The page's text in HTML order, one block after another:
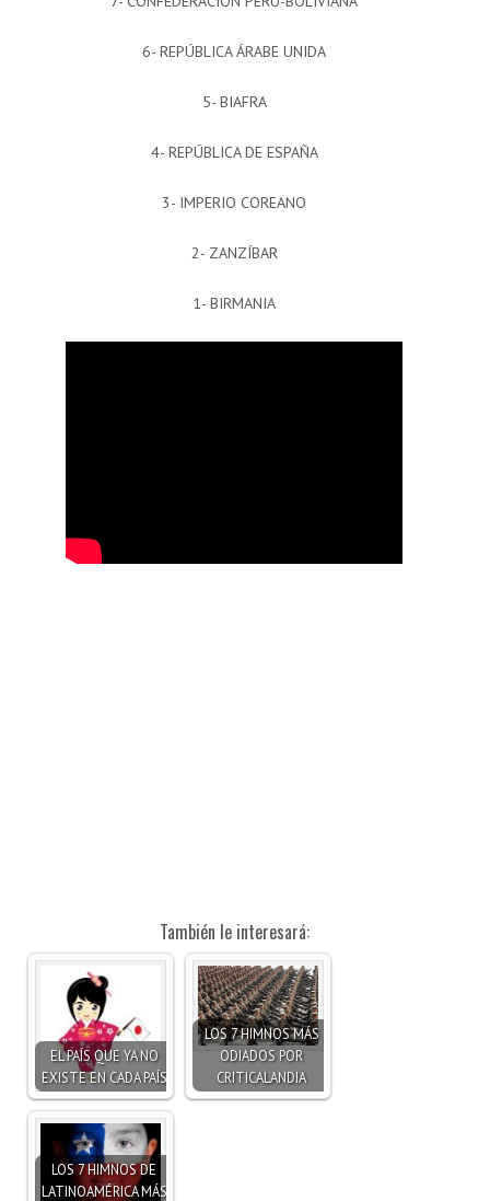
6- REPÚBLICA ÁRABE UNIDA
5- BIAFRA
4- REPÚBLICA DE ESPAÑA
3- IMPERIO COREANO
2- ZANZÍBAR
1- BIRMANIA
También le interesará:
EL PAÍS QUE YA NO
EXISTE EN CADA PAÍS
LOS 7 HIMNOS MÁS
ODIADOS POR
CRITICALANDIA
LOS 7 HIMNOS DE
LATINOAMÉRICA MÁS